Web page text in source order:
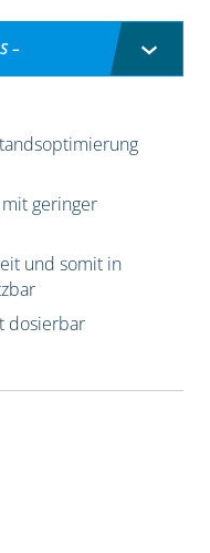
–
geringer
und somit in
dosierbar